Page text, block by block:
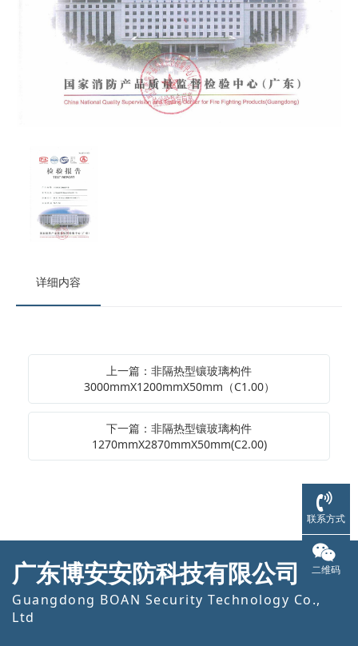
详细内容
上一篇：非隔热型镶玻璃构件
3000mmX1200mmX50mm（C1.00）
下一篇：非隔热型镶玻璃构件
1270mmX2870mmX50mm(C2.00)
广东博安安防科技有限公司
Guangdong BOAN Security Technology Co.,
Ltd
联系方式
二维码